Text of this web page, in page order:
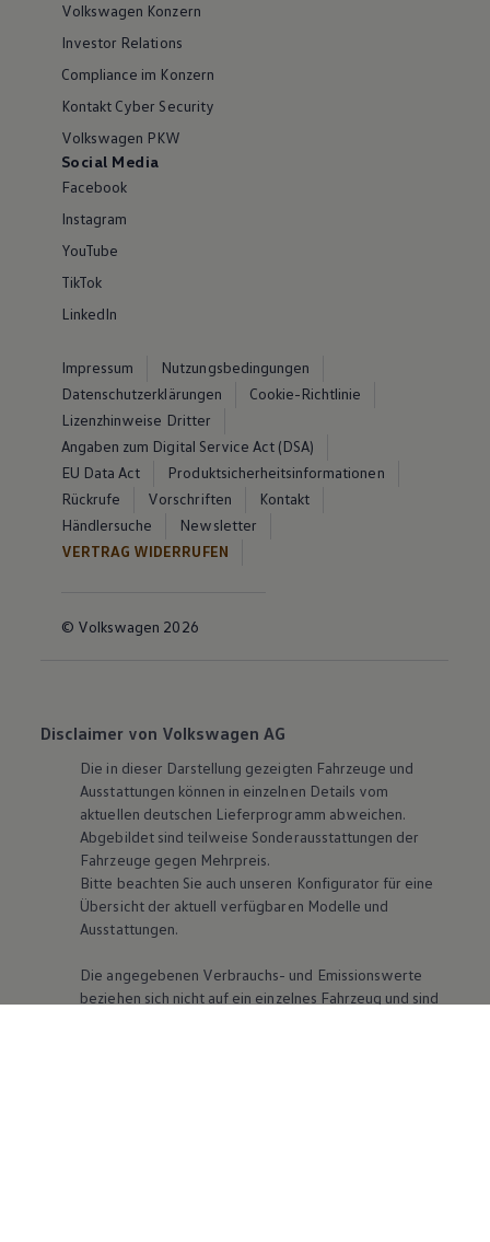
Volkswagen Konzern
Investor Relations
Compliance im Konzern
Kontakt Cyber Security
Volkswagen PKW
Social Media
Facebook
Instagram
YouTube
TikTok
LinkedIn
Impressum
Nutzungsbedingungen
Datenschutzerklärungen
Cookie-Richtlinie
Lizenzhinweise Dritter
Angaben zum Digital Service Act (DSA)
EU Data Act
Produktsicherheitsinformationen
Rückrufe
Vorschriften
Kontakt
Händlersuche
Newsletter
VERTRAG WIDERRUFEN
© Volkswagen 2026
Disclaimer von Volkswagen AG
Die in dieser Darstellung gezeigten Fahrzeuge und
Ausstattungen können in einzelnen Details vom
aktuellen deutschen Lieferprogramm abweichen.
Abgebildet sind teilweise Sonderausstattungen der
Fahrzeuge gegen Mehrpreis.
Bitte beachten Sie auch unseren Konfigurator für eine
Übersicht der aktuell verfügbaren Modelle und
Ausstattungen.
Die angegebenen Verbrauchs- und Emissionswerte
beziehen sich nicht auf ein einzelnes Fahrzeug und sind